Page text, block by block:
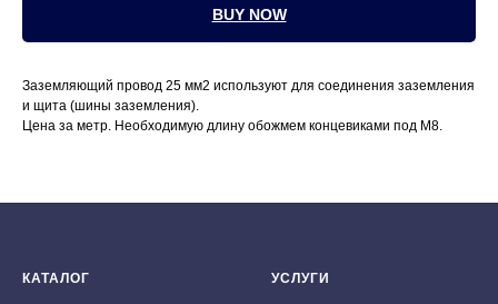
BUY NOW
Заземляющий провод 25 мм2 используют для соединения заземления
и щита (шины заземления).
Цена за метр. Необходимую длину обожмем концевиками под М8.
КАТАЛОГ УСЛУГИ